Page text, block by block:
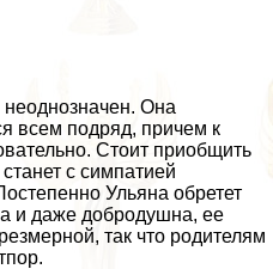
Она
всем подряд, причем к
Стоит приобщить
с симпатией
Ульяна обретет
и даже добродушна, ее
так что родителям